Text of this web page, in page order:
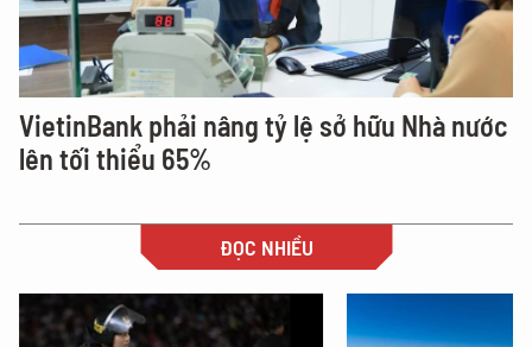
VietinBank phải nâng tỷ lệ sở hữu Nhà nước
lên tối thiểu 65%
ĐỌC NHIỀU